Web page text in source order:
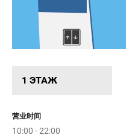
1 ЭТАЖ
营业时间
10:00 - 22:00
Ригла